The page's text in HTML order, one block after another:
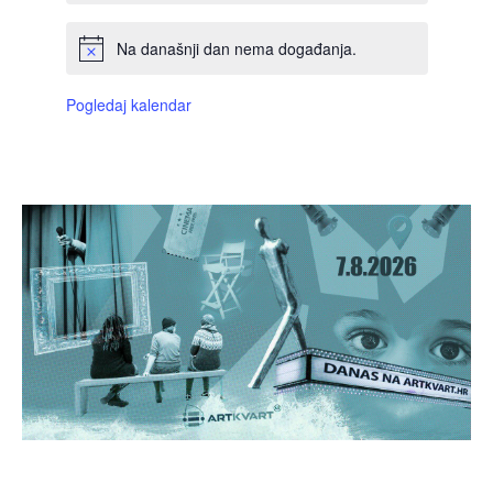
Na današnji dan nema događanja.
Pogledaj kalendar